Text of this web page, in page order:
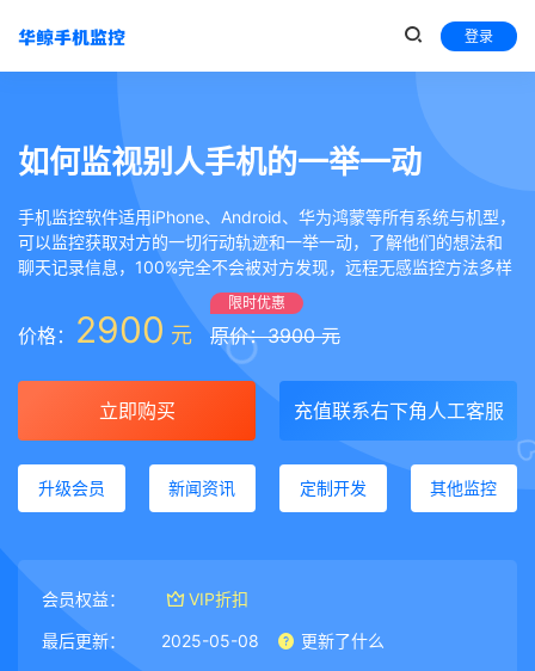
登录
如何监视别人手机的一举一动
手机监控软件适用iPhone、Android、华为鸿蒙等所有系统与机型，
可以监控获取对方的一切行动轨迹和一举一动，了解他们的想法和
聊天记录信息，100%完全不会被对方发现，远程无感监控方法多样
价格： 2900 元
限时优惠
原价：3900 元
立即购买 充值联系右下角人工客服
升级会员 新闻资讯 定制开发 其他监控
会员权益： VIP折扣
最后更新： 2025-05-08 更新了什么